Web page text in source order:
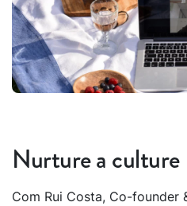
Nurture a culture
Com Rui Costa, Co-founder